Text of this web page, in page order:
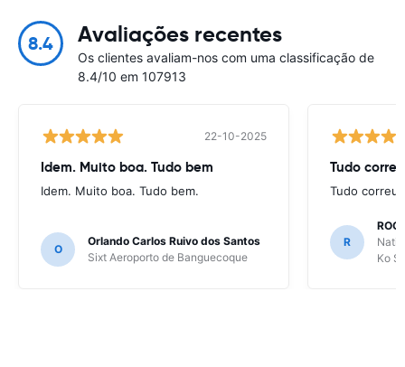
8.4 Avaliações recentes
Os clientes avaliam-nos com uma classificação de
8.4/10 em 107913
22-10-2025
Idem. Muito boa. Tudo bem
Idem. Muito boa. Tudo bem.
O
Orlando Carlos Ruivo dos Santos
Sixt Aeroporto de Banguecoque
Tudo
Tudo correu
R
Ko